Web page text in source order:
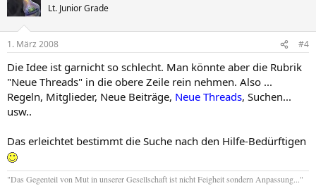
Lt. Junior Grade
1. März 2008 #4
Die Idee ist garnicht so schlecht. Man könnte aber die Rubrik
"Neue Threads" in die obere Zeile rein nehmen. Also ...
Regeln, Mitglieder, Neue Beiträge, Neue Threads, Suchen...
usw..
Das erleichtet bestimmt die Suche nach den Hilfe-Bedürftigen
"Das Gegenteil von Mut in unserer Gesellschaft ist nicht Feigheit sondern Anpassung..."